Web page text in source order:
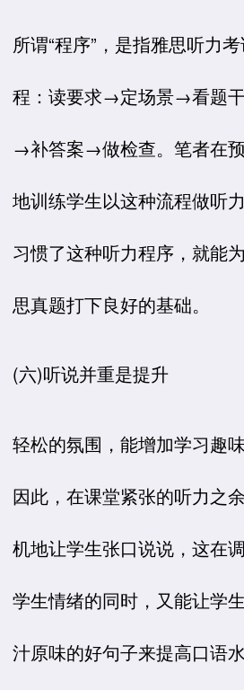
所谓“程序”，是指雅思听力
程：读要求→定场景→看题
→补答案→做检查。笔者在
地训练学生以这种流程做听
习惯了这种听力程序，就能
思真题打下良好的基础。
(六)听说并重是提升
轻松的氛围，能增加学习趣
因此，在课堂紧张的听力之
机地让学生张口说说，这在
学生情绪的同时，又能让学
汁原味的好句子来提高口语